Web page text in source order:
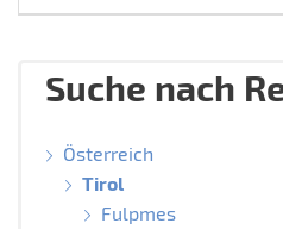
Suche nach
Österreich
Tirol
Fulpmes